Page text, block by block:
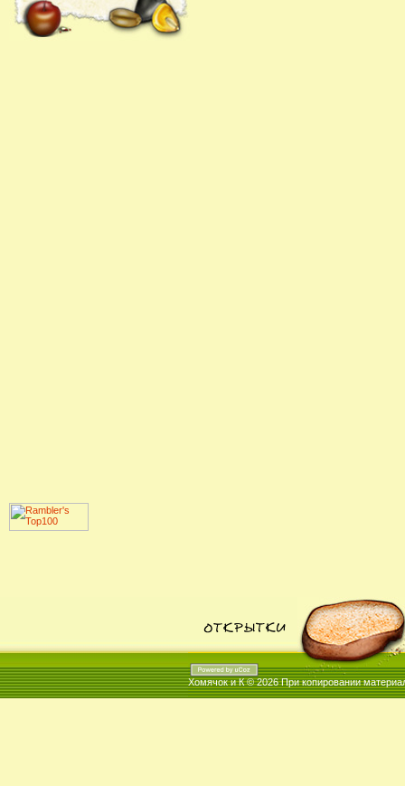
Хомячок и К © 2026При копировании